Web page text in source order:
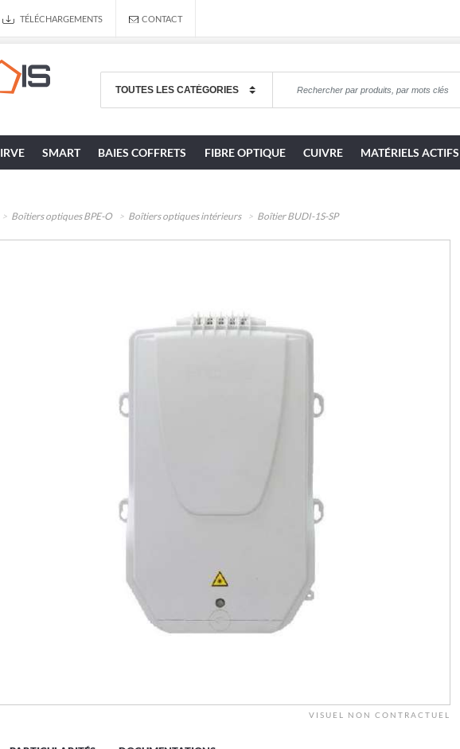
TÉLÉCHARGEMENTS CONTACT
IRVE SMART BAIES COFFRETS FIBRE OPTIQUE CUIVRE MATÉRIELS ACTIFS
Boîtiers optiques BPE-O Boîtiers optiques intérieurs Boîtier BUDI-1S-SP
VISUEL NON CONTRACTUEL